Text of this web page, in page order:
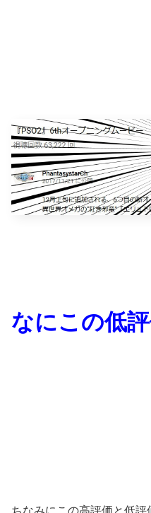
なにこの低
ちなみにこの高評価と低